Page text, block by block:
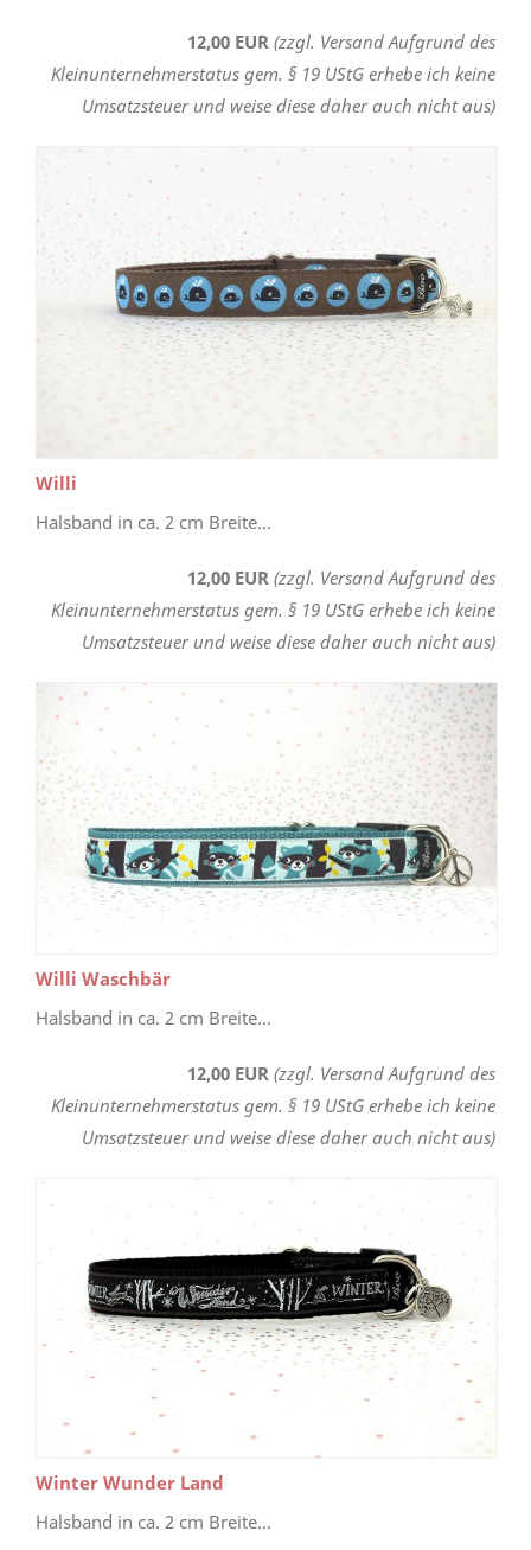
12,00 EUR (zzgl. Versand Aufgrund des
Kleinunternehmerstatus gem. § 19 UStG erhebe ich keine
Umsatzsteuer und weise diese daher auch nicht aus)
Willi
Halsband in ca. 2 cm Breite...
12,00 EUR (zzgl. Versand Aufgrund des
Kleinunternehmerstatus gem. § 19 UStG erhebe ich keine
Umsatzsteuer und weise diese daher auch nicht aus)
Willi Waschbär
Halsband in ca. 2 cm Breite...
12,00 EUR (zzgl. Versand Aufgrund des
Kleinunternehmerstatus gem. § 19 UStG erhebe ich keine
Umsatzsteuer und weise diese daher auch nicht aus)
Winter Wunder Land
Halsband in ca. 2 cm Breite...